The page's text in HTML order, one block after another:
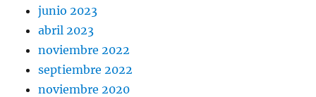
junio 2023
abril 2023
noviembre 2022
septiembre 2022
noviembre 2020